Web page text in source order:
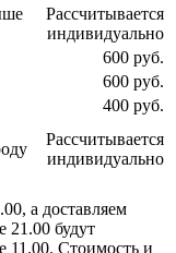
Рассчитывается
индивидуально
600 руб.
600 руб.
400 руб.
Рассчитывается
индивидуально
а доставляем
21.00 будут
11.00. Стоимость и